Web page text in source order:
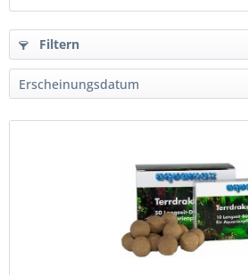
Filtern